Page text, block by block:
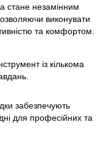
стане незамінним
виконувати
та комфортом.
із кількома
забезпечують
для професійних та